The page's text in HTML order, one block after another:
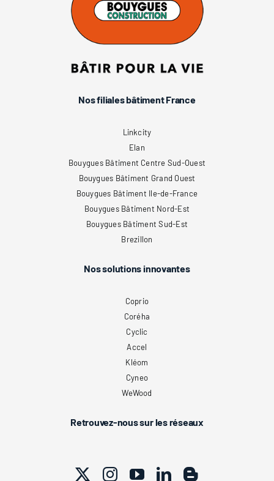
Nos filiales bâtiment France
Linkcity
Elan
Bouygues Bâtiment Centre Sud-Ouest
Bouygues Bâtiment Grand Ouest
Bouygues Bâtiment Ile-de-France
Bouygues Bâtiment Nord-Est
Bouygues Bâtiment Sud-Est
Brezillon
Nos solutions innovantes
Coprio
Coréha
Cyclic
Accel
Kléom
Cyneo
WeWood
Retrouvez-nous sur les réseaux